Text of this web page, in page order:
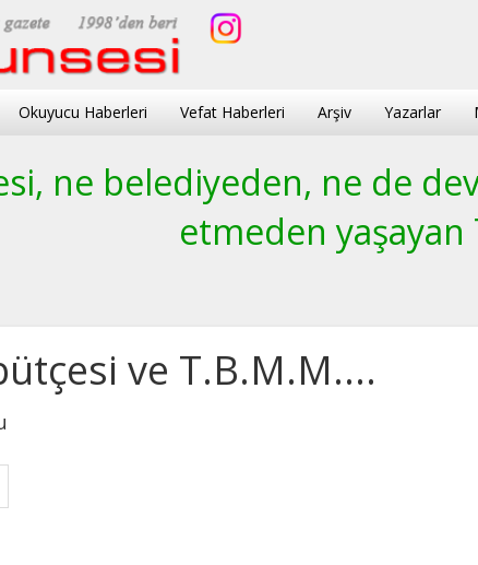
Okuyucu Haberleri Vefat Haberleri Arşiv Yazarlar
ne belediyeden, ne de
etmeden yaşayan
ve T.B.M.M....